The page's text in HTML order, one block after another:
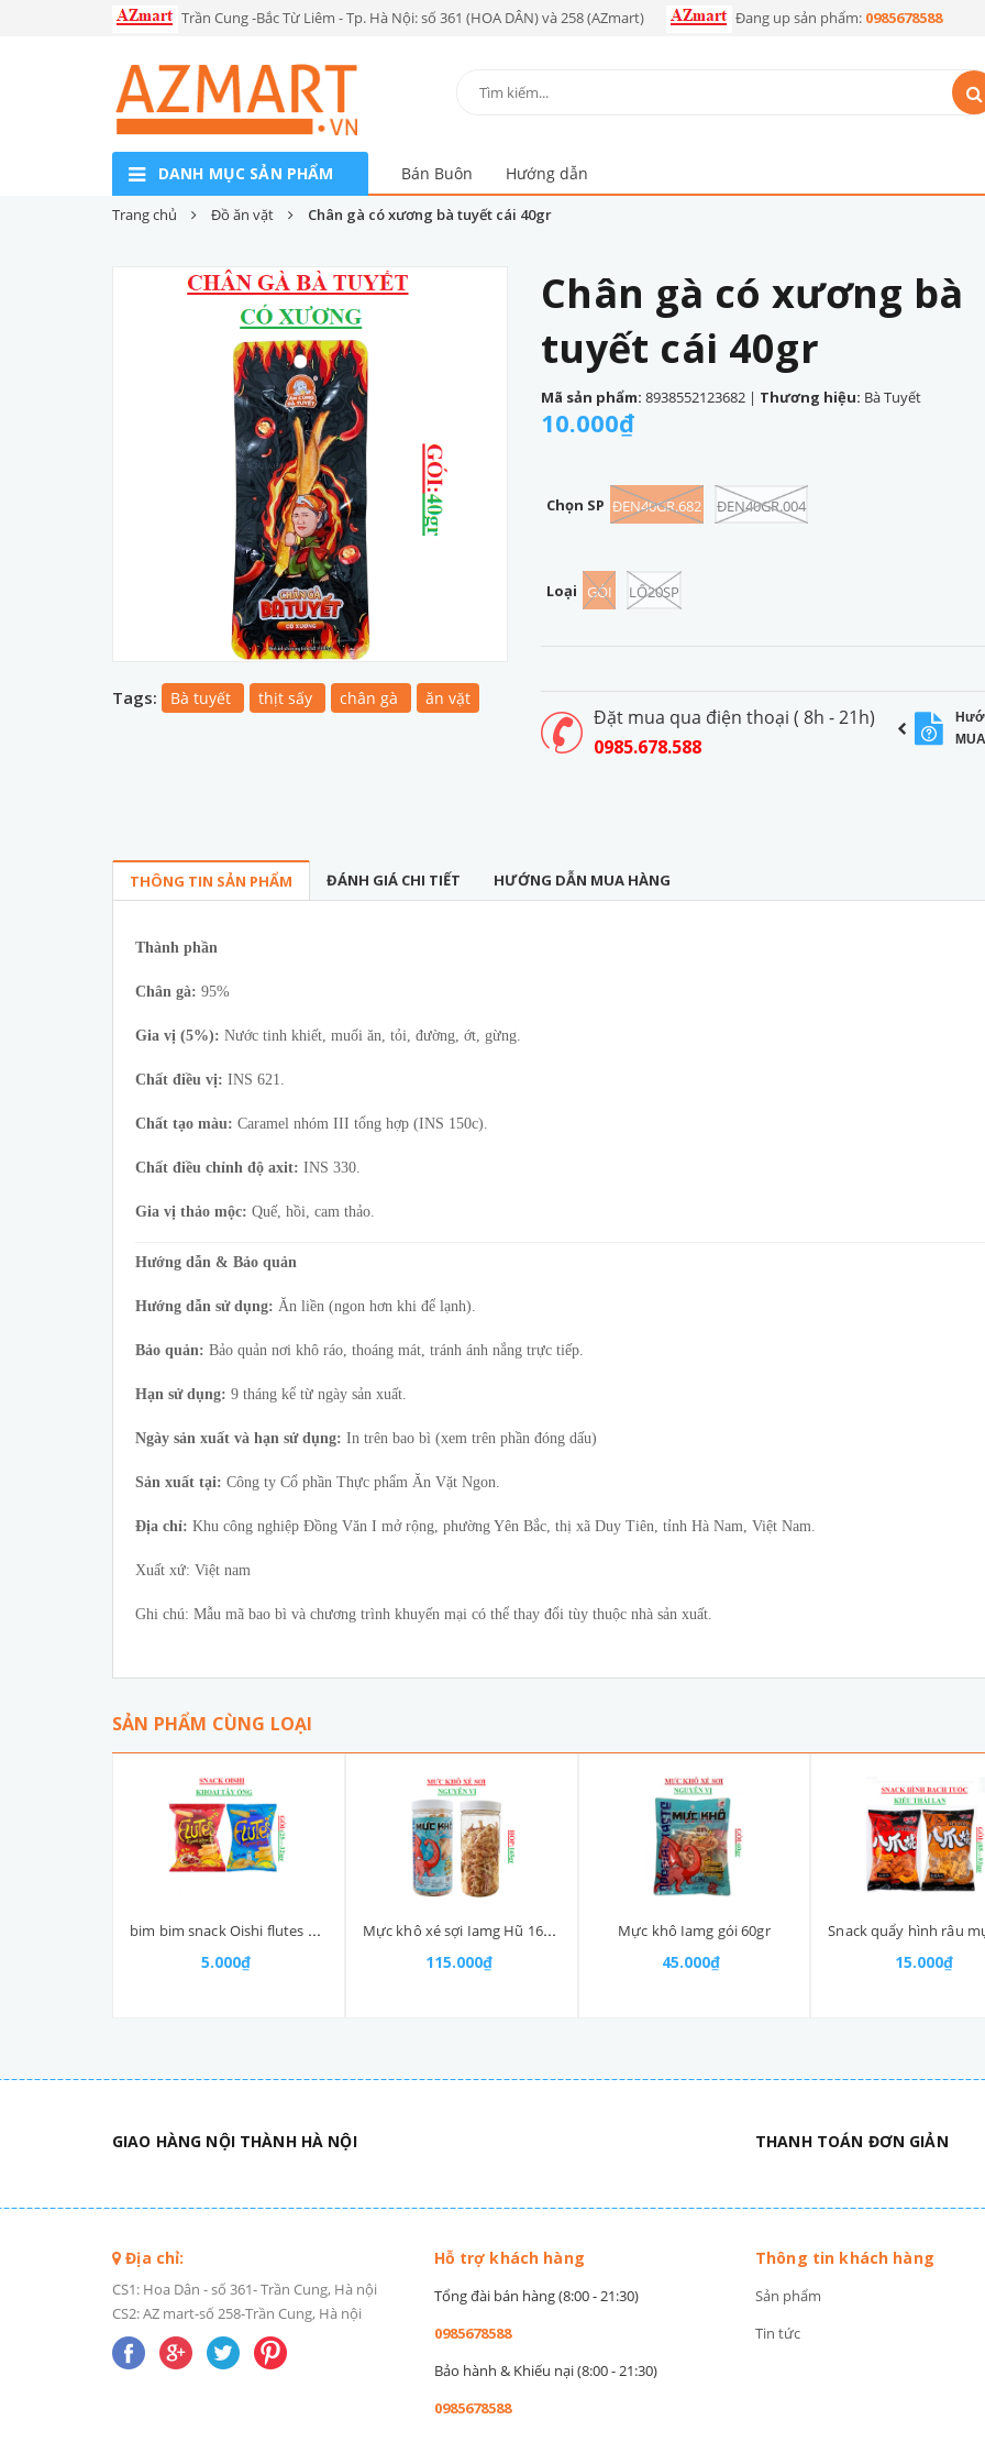
Trần Cung -Bắc Từ Liêm - Tp. Hà Nội: số 361 (HOA DÂN) và 258 (AZmart) Đang up sản phẩm: 0985678588
DANH MỤC SẢN PHẨM Bán Buôn Hướng dẫn
Trang chủ Đồ ăn vặt Chân gà có xương bà tuyết cái 40gr
Tags: Bà tuyết thịt sấy chân gà ăn vặt
Chân gà có xương bà
tuyết cái 40gr
Mã sản phẩm: 8938552123682 | Thương hiệu: Bà Tuyết
10.000₫
Chọn SP ĐEN40GR.682 ĐEN40GR.004
Loại GÓI LỐ20SP
Đặt mua qua điện thoại ( 8h - 21h)
0985.678.588
THÔNG TIN SẢN PHẨM ĐÁNH GIÁ CHI TIẾT HƯỚNG DẪN MUA HÀNG
Thành phần
Chân gà: 95%
Gia vị (5%): Nước tinh khiết, muối ăn, tỏi, đường, ớt, gừng.
Chất điều vị: INS 621.
Chất tạo màu: Caramel nhóm III tổng hợp (INS 150c).
Chất điều chỉnh độ axit: INS 330.
Gia vị thảo mộc: Quế, hồi, cam thảo.
Hướng dẫn & Bảo quản
Hướng dẫn sử dụng: Ăn liền (ngon hơn khi để lạnh).
Bảo quản: Bảo quản nơi khô ráo, thoáng mát, tránh ánh nắng trực tiếp.
Hạn sử dụng: 9 tháng kể từ ngày sản xuất.
Ngày sản xuất và hạn sử dụng: In trên bao bì (xem trên phần đóng dấu)
Sản xuất tại: Công ty Cổ phần Thực phẩm Ăn Vặt Ngon.
Địa chỉ: Khu công nghiệp Đồng Văn I mở rộng, phường Yên Bắc, thị xã Duy Tiên, tỉnh Hà Nam, Việt Nam.
Xuất xứ: Việt nam
Ghi chú: Mẫu mã bao bì và chương trình khuyến mại có thể thay đổi tùy thuộc nhà sản xuất.
SẢN PHẨM CÙNG LOẠI
bim bim snack Oishi flutes 5k gói nhỡ (25-:-35)g
5.000₫
Mực khô xé sợi Iamg Hũ 165gr
115.000₫
Mực khô Iamg gói 60gr
45.000₫ 15.000₫
GIAO HÀNG NỘI THÀNH HÀ NỘI THANH TOÁN ĐƠN GIẢN
Địa chỉ:
CS1: Hoa Dân - số 361- Trần Cung, Hà nội
CS2: AZ mart-số 258-Trần Cung, Hà nội
Hỗ trợ khách hàng
Tổng đài bán hàng (8:00 - 21:30)
0985678588
Bảo hành & Khiếu nại (8:00 - 21:30)
0985678588
Thông tin khách hàng
Sản phẩm
Tin tức